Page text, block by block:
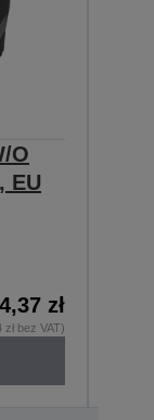
O
EU
zł
bez VAT)